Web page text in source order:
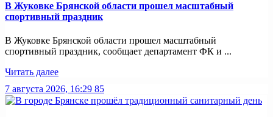
В Жуковке Брянской области прошел масштабный
спортивный праздник
В Жуковке Брянской области прошел масштабный
спортивный праздник, сообщает департамент ФК и ...
Читать далее
7 августа 2026, 16:29 85